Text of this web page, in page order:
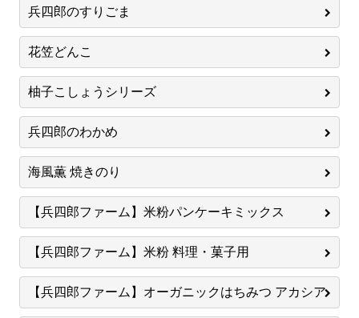
兵四郎のすりごま
花笠どんこ
柚子こしょうシリーズ
兵四郎のわかめ
海風薫 焼きのり
【兵四郎ファーム】米粉パンケーキミックス
【兵四郎ファーム】米粉 料理・菓子用
【兵四郎ファーム】オーガニックはちみつ アカシア